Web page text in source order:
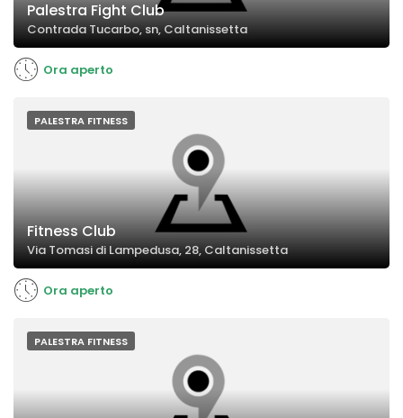
Palestra Fight Club
Contrada Tucarbo, sn, Caltanissetta
Ora aperto
PALESTRA FITNESS
Fitness Club
Via Tomasi di Lampedusa, 28, Caltanissetta
Ora aperto
PALESTRA FITNESS